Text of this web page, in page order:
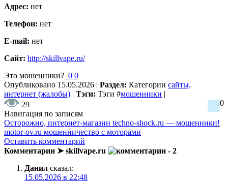
Адрес: нет
Телефон: нет
E-mail: нет
Сайт: http://skillvape.ru/
Это мошенники? 0 0
Опубликовано 15.05.2026 | Раздел: Категории сайты,
интернет (жалобы) | Тэги: Тэги #мошенники |
29
0
Навигация по записям
Осторожно, интернет-магазин techno-shock.ru — мошенники!
motor-ov.ru мошенничество с моторами
Оставить комментарий
Комментарии ➤ skillvape.ru
- 2
Данил сказал:
15.05.2026 в 22:48